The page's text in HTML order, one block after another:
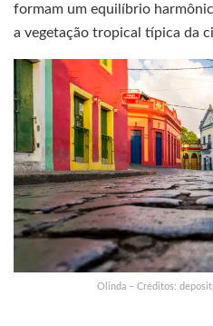
formam um equilíbrio
a vegetação tropical típica da
Olinda – Créditos: